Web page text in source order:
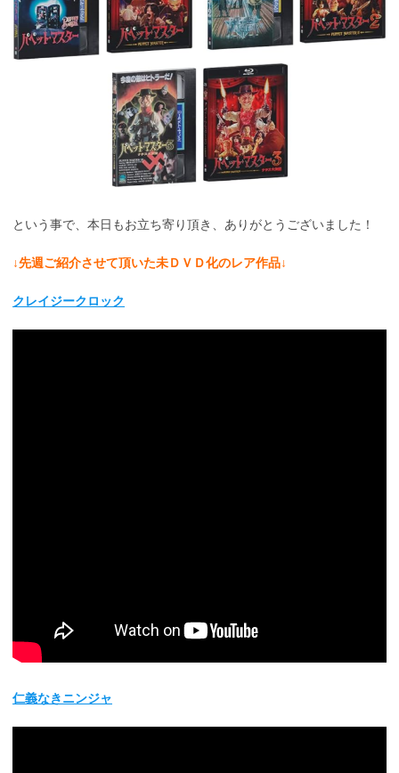
という事で、本日もお立ち寄り頂き、ありがとうございました！
↓先週ご紹介させて頂いた未ＤＶＤ化のレア作品↓
クレイジークロック
仁義なきニンジャ